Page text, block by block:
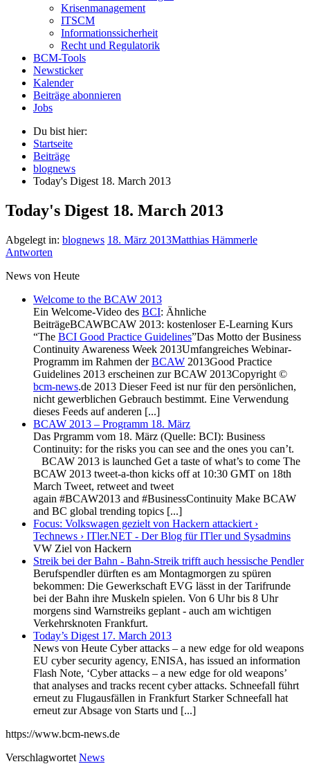
Krisenmanagement
ITSCM
Informationssicherheit
Recht und Regulatorik
BCM-Tools
Newsticker
Kalender
Beiträge abonnieren
Jobs
Du bist hier:
Startseite
Beiträge
blognews
Today's Digest 18. March 2013
Today's Digest 18. March 2013
Abgelegt in: blognews 18. März 2013Matthias Hämmerle
Antworten
News von Heute
Welcome to the BCAW 2013
Ein Welcome-Video des BCI: Ähnliche
BeiträgeBCAWBCAW 2013: kostenloser E-Learning Kurs
“The BCI Good Practice Guidelines”Das Motto der Business
Continuity Awareness Week 2013Umfangreiches Webinar-
Programm im Rahmen derBCAW 2013Good Practice
Guidelines 2013 erscheinen zur BCAW 2013Copyright ©
bcm-news.de 2013 Dieser Feed ist nur für den persönlichen,
nicht gewerblichen Gebrauch bestimmt. Eine Verwendung
dieses Feeds auf anderen [...]
BCAW 2013 – Programm 18. März
Das Prgramm vom 18. März (Quelle: BCI): Business
Continuity: for the risks you can see and the ones you can’t.
BCAW 2013 is launched Get a taste of what’s to come The
BCAW 2013 tweet-a-thon kicks off at 10:30 GMT on 18th
March Tweet, retweet and tweet
again #BCAW2013 and #BusinessContinuity Make BCAW
and BC global trending topics [...]
Focus: Volkswagen gezielt von Hackern attackiert ›
Technews › ITler.NET - Der Blog für ITler und Sysadmins
VW Ziel von Hackern
Streik bei der Bahn - Bahn-Streik trifft auch hessische Pendler
Berufspendler dürften es am Montagmorgen zu spüren
bekommen: Die Gewerkschaft EVG lässt in der Tarifrunde
bei der Bahn ihre Muskeln spielen. Von 6 Uhr bis 8 Uhr
morgens sind Warnstreiks geplant - auch am wichtigen
Verkehrsknoten Frankfurt.
Today’s Digest 17. March 2013
News von Heute Cyber attacks – a new edge for old weapons
EU cyber security agency, ENISA, has issued an information
Flash Note, ‘Cyber attacks – a new edge for old weapons’
that analyses and tracks recent cyber attacks. Schneefall führt
erneut zu Flugausfällen in Frankfurt Starker Schneefall hat
erneut zur Absage von Starts und [...]
https://www.bcm-news.de
Verschlagwortet News